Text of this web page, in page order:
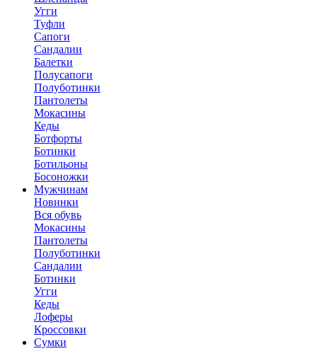
Угги
Туфли
Сапоги
Сандалии
Балетки
Полусапоги
Полуботинки
Пантолеты
Мокасины
Кеды
Ботфорты
Ботинки
Ботильоны
Босоножки
Мужчинам
Новинки
Вся обувь
Мокасины
Пантолеты
Полуботинки
Сандалии
Ботинки
Угги
Кеды
Лоферы
Кроссовки
Сумки